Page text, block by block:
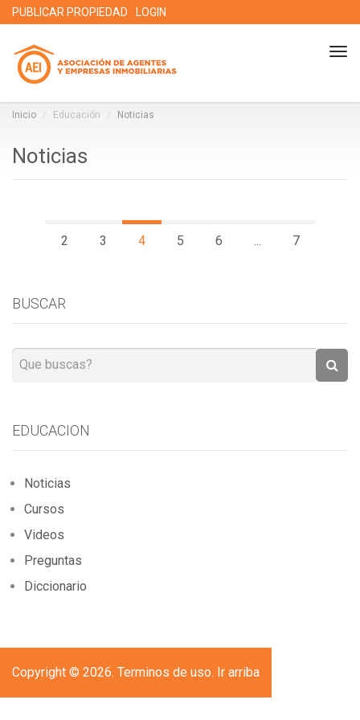
PUBLICAR PROPIEDAD LOGIN
Inicio Educación Noticias
Noticias
2 3 4 5 6 ... 7
BUSCAR
EDUCACION
Noticias
Cursos
Videos
Preguntas
Diccionario
Copyright © 2026. Terminos de uso. Ir arriba